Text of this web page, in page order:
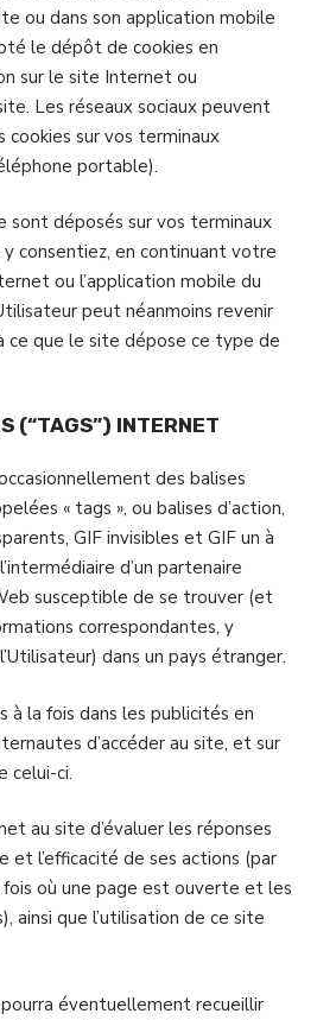
ou dans son application mobile
le dépôt de cookies en
sur le site Internet ou
Les réseaux sociaux peuvent
sur vos terminaux
portable).
sont déposés sur vos terminaux
y consentiez, en continuant votre
ou l’application mobile du
peut néanmoins revenir
ce que le site dépose ce type de
(“TAGS”) INTERNET
des balises
« tags », ou balises d’action,
GIF invisibles et GIF un à
d’un partenaire
susceptible de se trouver (et
correspondantes, y
dans un pays étranger.
à la fois dans les publicités en
d’accéder au site, et sur
celui-ci.
au site d’évaluer les réponses
et l’efficacité de ses actions (par
où une page est ouverte et les
ainsi que l’utilisation de ce site
éventuellement recueillir